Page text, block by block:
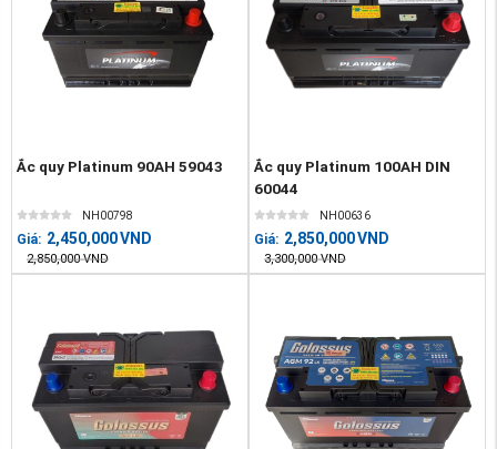
Ắc quy Platinum 90AH 59043
NH00798
Giá: 2,450,000VND
2,850,000 VND
Ắc quy Platinum 100AH DIN
60044
NH00636
Giá: 2,850,000VND
3,300,000 VND